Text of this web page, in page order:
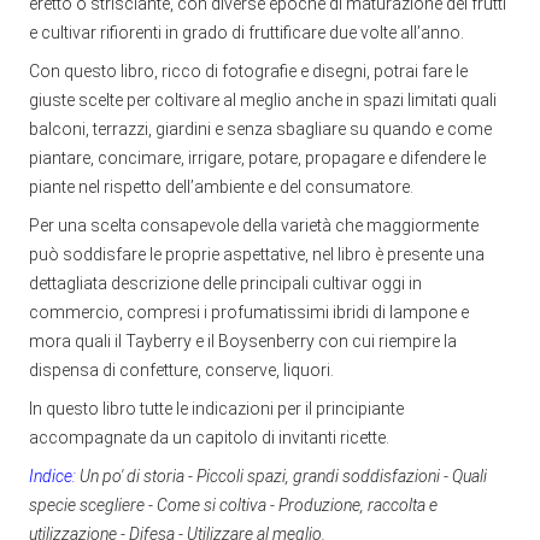
e cultivar rifiorenti in grado di fruttificare due volte all’anno.
Con questo libro, ricco di fotografie e disegni, potrai fare le
giuste scelte per coltivare al meglio anche in spazi limitati quali
balconi, terrazzi, giardini e senza sbagliare su quando e come
piantare, concimare, irrigare, potare, propagare e difendere le
piante nel rispetto dell’ambiente e del consumatore.
Per una scelta consapevole della varietà che maggiormente
può soddisfare le proprie aspettative, nel libro è presente una
dettagliata descrizione delle principali cultivar oggi in
commercio, compresi i profumatissimi ibridi di lampone e
mora quali il Tayberry e il Boysenberry con cui riempire la
dispensa di confetture, conserve, liquori.
In questo libro tutte le indicazioni per il principiante
accompagnate da un capitolo di invitanti ricette.
Indice: Un po' di storia - Piccoli spazi, grandi soddisfazioni - Quali
specie scegliere - Come si coltiva - Produzione, raccolta e
utilizzazione - Difesa - Utilizzare al meglio.